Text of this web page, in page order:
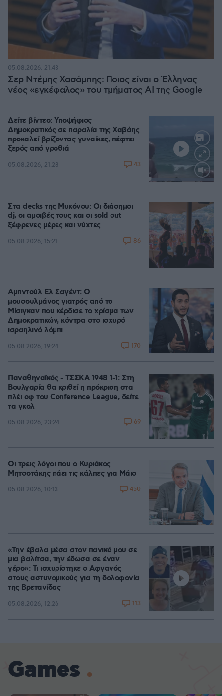
Σερ Ντέμης Χασάμπης: Ποιος είναι ο Έλληνας
νέος «εγκέφαλος» του τμήματος AI της Google
05.08.2026, 21:43
Loaded
Δείτε βίντεο: Υποψήφιος
Δημοκρατικός σε παραλία της Χαβάης
προκαλεί βρίζοντας γυναίκες, πέφτει
ξερός από γροθιά
05.08.2026, 21:28 43
Στα decks της Μυκόνου: Οι διάσημοι
dj, οι αμοιβές τους και οι sold out
ξέφρενες μέρες και νύχτες
05.08.2026, 15:21 86
Αμπντούλ Ελ Σαγέντ: Ο
μουσουλμάνος γιατρός από το
Μίσιγκαν που κέρδισε το χρίσμα των
Δημοκρατικών, κόντρα στο ισχυρό
ισραηλινό λόμπι
05.08.2026, 19:24 170
Παναθηναϊκός - ΤΣΣΚΑ 1948 1-1: Στη
Βουλγαρία θα κριθεί η πρόκριση στα
πλέι οφ του Conference League, δείτε
τα γκολ
05.08.2026, 23:24 69
Οι τρεις λόγοι που ο Κυριάκος
Μητσοτάκης πάει τις κάλπες για Μάιο
05.08.2026, 10:13 450
«Την έβαλα μέσα στον πανικό μου σε
μια βαλίτσα, την έδωσα σε έναν
γέρο»: Τι ισχυρίστηκε ο Αφγανός
στους αστυνομικούς για τη δολοφονία
της Βρετανίδας
05.08.2026, 12:26 113
Games